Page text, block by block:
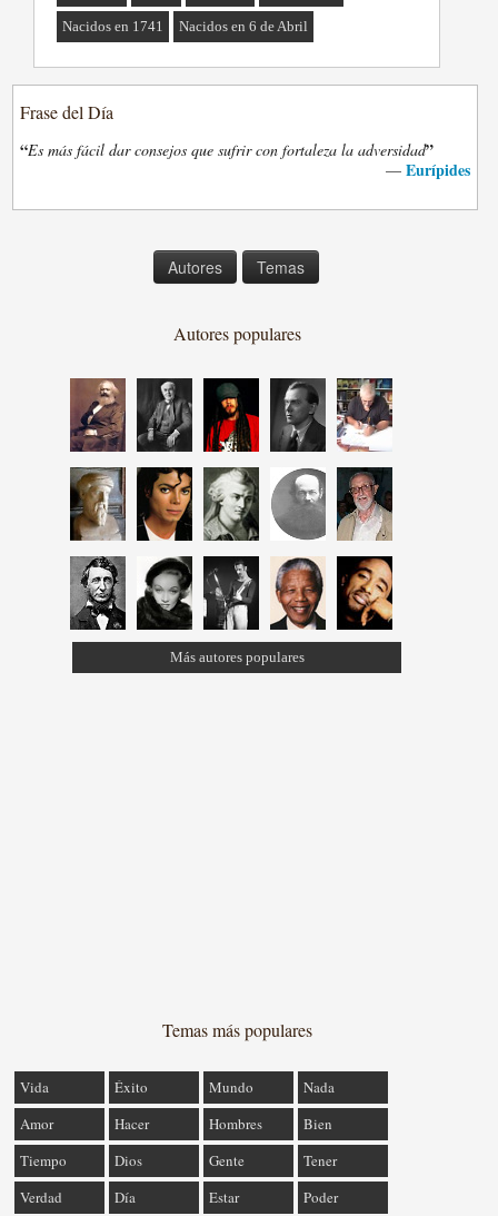
Nacidos en 1741 Nacidos en 6 de Abril
Frase del Día
“Es más fácil dar consejos que sufrir con fortaleza la adversidad”
— Eurípides
Autores Temas
Autores populares
Más autores populares
Temas más populares
Vida Éxito Mundo
Nada
Amor
Hacer Hombres
Bien
Tiempo
Dios Gente
Tener
Verdad
Día Estar Poder